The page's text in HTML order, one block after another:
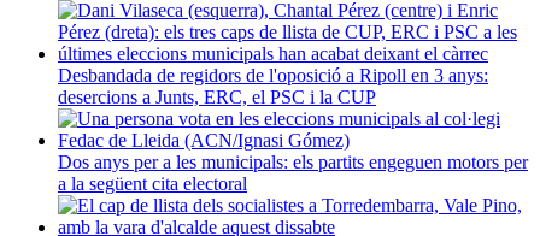
Desbandada de regidors de l'oposició a Ripoll en 3 anys:
desercions a Junts, ERC, el PSC i la CUP
Dos anys per a les municipals: els partits engeguen motors per
a la següent cita electoral